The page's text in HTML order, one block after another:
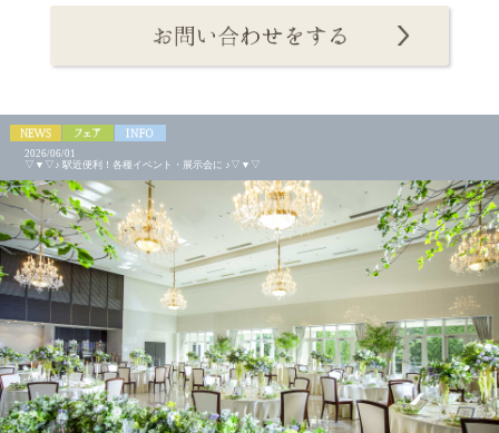
2026/06/01
▽▼▽♪ 駅近便利！各種イベント・展示会に ♪▽▼▽